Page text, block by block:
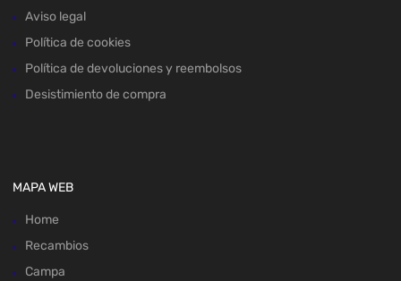
Aviso legal
Política de cookies
Política de devoluciones y reembolsos
Desistimiento de compra
MAPA WEB
Home
Recambios
Campa